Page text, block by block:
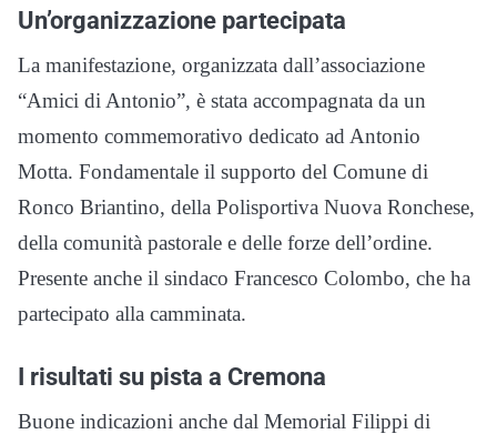
Un’organizzazione partecipata
La manifestazione, organizzata dall’associazione
“Amici di Antonio”, è stata accompagnata da un
momento commemorativo dedicato ad Antonio
Motta. Fondamentale il supporto del Comune di
Ronco Briantino, della Polisportiva Nuova Ronchese,
della comunità pastorale e delle forze dell’ordine.
Presente anche il sindaco Francesco Colombo, che ha
partecipato alla camminata.
I risultati su pista a Cremona
Buone indicazioni anche dal Memorial Filippi di